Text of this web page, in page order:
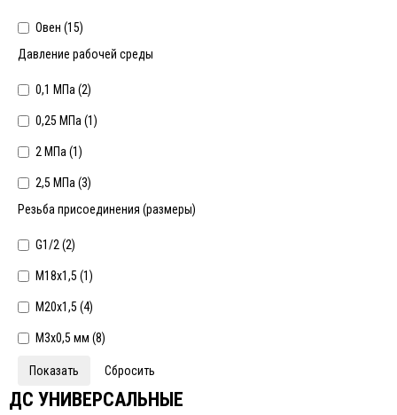
Овен (15)
Давление рабочей среды
0,1 МПа (2)
0,25 МПа (1)
2 МПа (1)
2,5 МПа (3)
Резьба присоединения (размеры)
G1/2 (2)
М18х1,5 (1)
М20х1,5 (4)
М3х0,5 мм (8)
ДС УНИВЕРСАЛЬНЫЕ